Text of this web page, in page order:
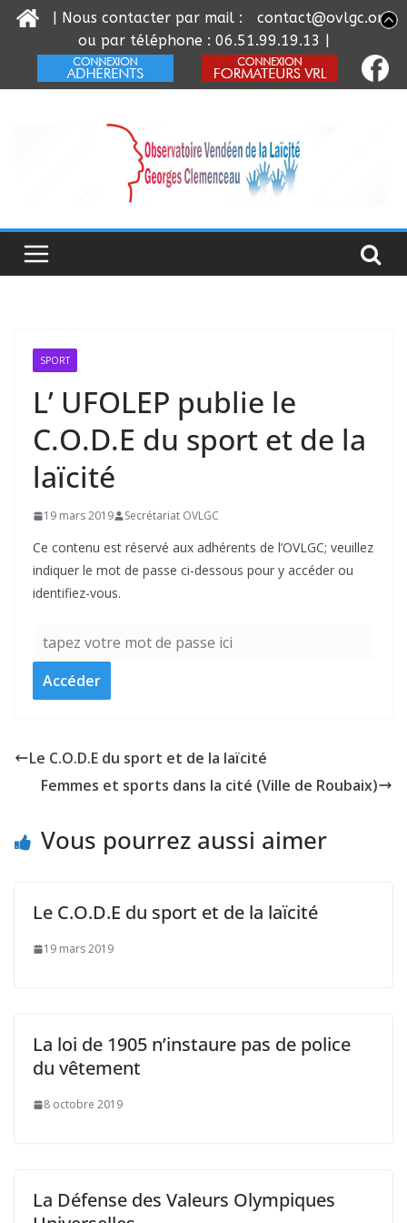
SPORT
L’ UFOLEP publie le
C.O.D.E du sport et de la
laïcité
19 mars 2019 Secrétariat OVLGC
Ce contenu est réservé aux adhérents de l’OVLGC; veuillez
indiquer le mot de passe ci-dessous pour y accéder ou
identifiez-vous.
Le C.O.D.E du sport et de la laïcité
Femmes et sports dans la cité (Ville de Roubaix)
Vous pourrez aussi aimer
Le C.O.D.E du sport et de la laïcité
19 mars 2019
La loi de 1905 n’instaure pas de police
du vêtement
8 octobre 2019
La Défense des Valeurs Olympiques
| Nous contacter par mail :
contact@ovlgc.org
ou par téléphone : 06.51.99.19.13 |